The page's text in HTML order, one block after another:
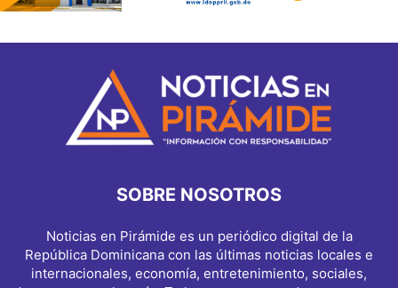
SOBRE NOSOTROS
Noticias en Pirámide es un periódico digital de la
República Dominicana con las últimas noticias locales e
internacionales, economía, entretenimiento, sociales,